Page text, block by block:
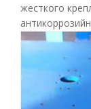
жесткого